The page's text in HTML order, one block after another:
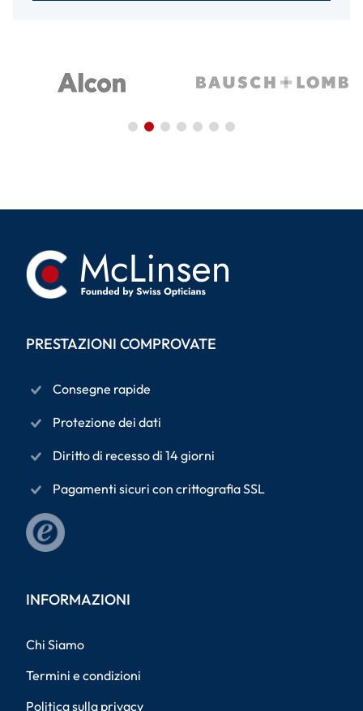
PRESTAZIONI COMPROVATE
Consegne rapide
Protezione dei dati
Diritto di recesso di 14 giorni
Pagamenti sicuri con crittografia SSL
INFORMAZIONI
Chi Siamo
Termini e condizioni
Politica sulla privacy